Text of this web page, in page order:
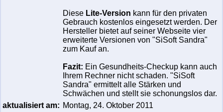
Diese Lite-Version kann für den privaten
Gebrauch kostenlos eingesetzt werden. Der
Hersteller bietet auf seiner Webseite vier
erweiterte Versionen von "SiSoft Sandra"
zum Kauf an.
Fazit: Ein Gesundheits-Checkup kann auch
Ihrem Rechner nicht schaden. "SiSoft
Sandra" ermittelt alle Stärken und
Schwächen und stellt sie schonungslos dar.
aktualisiert am: Montag, 24. Oktober 2011